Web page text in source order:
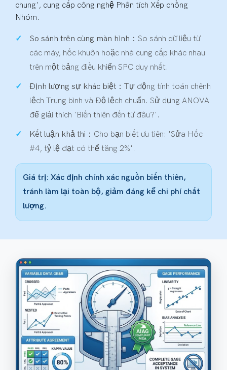
chung', cung cấp công nghệ Phân tích Xếp chồng
Nhóm.
So sánh trên cùng màn hình： So sánh dữ liệu từ
các máy, hốc khuôn hoặc nhà cung cấp khác nhau
trên một bảng điều khiển SPC duy nhất.
Định lượng sự khác biệt： Tự động tính toán chênh
lệch Trung bình và Độ lệch chuẩn. Sử dụng ANOVA
để giải thích 'Biến thiên đến từ đâu?'.
Kết luận khả thi： Cho bạn biết ưu tiên: 'Sửa Hốc
#4, tỷ lệ đạt có thể tăng 2%'.
Giá trị: Xác định chính xác nguồn biến thiên,
tránh làm lại toàn bộ, giảm đáng kể chi phí chất
lượng.